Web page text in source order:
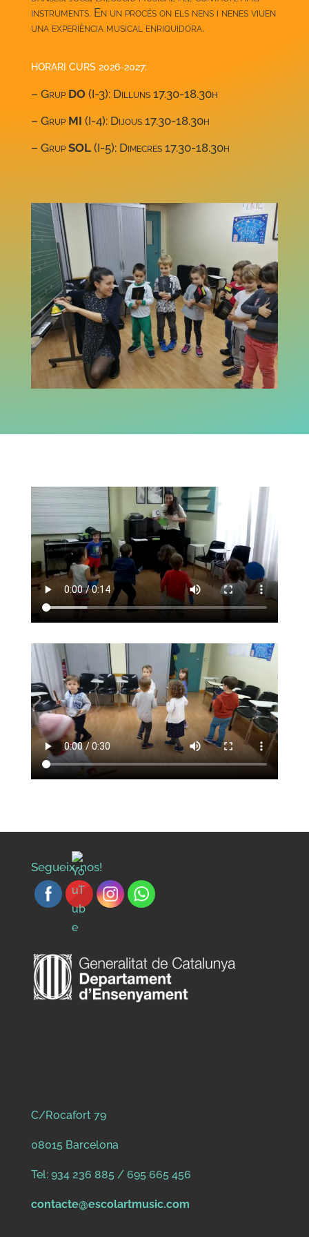
instruments. En un procés on els nens i nenes viuen
una experiència musical enriquidora.
HORARI CURS 2026-2027:
– Grup DO(I-3): Dilluns 17.30-18.30h
– Grup MI (I-4): Dijous 17.30-18.30h
– Grup SOL(I-5): Dimecres 17.30-18.30h
Segueix-nos!
C/Rocafort 79
08015 Barcelona
Tel: 934 236 885 / 695 665 456
contacte@escolartmusic.com